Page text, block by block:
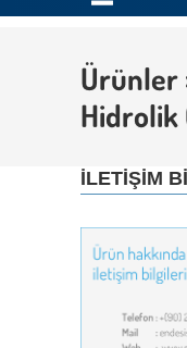
Ürünler
Hidrolik
İLETİŞİM